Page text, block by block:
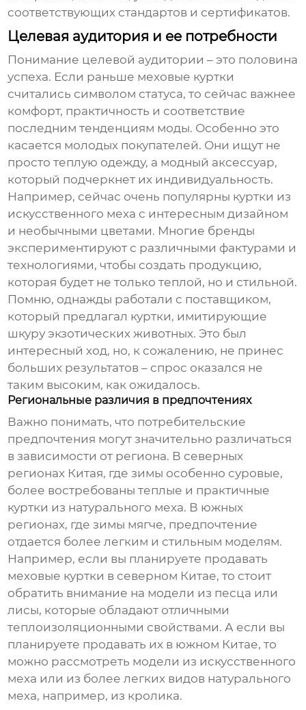
соответствующих стандартов и сертификатов.
Целевая аудитория и ее потребности
Понимание целевой аудитории – это половина
успеха. Если раньше меховые куртки
считались символом статуса, то сейчас важнее
комфорт, практичность и соответствие
последним тенденциям моды. Особенно это
касается молодых покупателей. Они ищут не
просто теплую одежду, а модный аксессуар,
который подчеркнет их индивидуальность.
Например, сейчас очень популярны куртки из
искусственного меха с интересным дизайном
и необычными цветами. Многие бренды
экспериментируют с различными фактурами и
технологиями, чтобы создать продукцию,
которая будет не только теплой, но и стильной.
Помню, однажды работали с поставщиком,
который предлагал куртки, имитирующие
шкуру экзотических животных. Это был
интересный ход, но, к сожалению, не принес
больших результатов – спрос оказался не
таким высоким, как ожидалось.
Региональные различия в предпочтениях
Важно понимать, что потребительские
предпочтения могут значительно различаться
в зависимости от региона. В северных
регионах Китая, где зимы особенно суровые,
более востребованы теплые и практичные
куртки из натурального меха. В южных
регионах, где зимы мягче, предпочтение
отдается более легким и стильным моделям.
Например, если вы планируете продавать
меховые куртки в северном Китае, то стоит
обратить внимание на модели из песца или
лисы, которые обладают отличными
теплоизоляционными свойствами. А если вы
планируете продавать их в южном Китае, то
можно рассмотреть модели из искусственного
меха или из более легких видов натурального
меха, например, из кролика.